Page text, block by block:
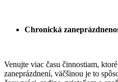
Chronická
Venujte viac času činnostiam,
zaneprázdnení, väčšinou je to